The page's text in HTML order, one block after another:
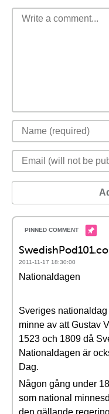
2011-11-17 18:30:00
Nationaldagen
Sveriges nationaldag
minne av att Gustav
1523 och 1809 då
Nationaldagen är
Dag.
Någon gång under
som national
den gällande